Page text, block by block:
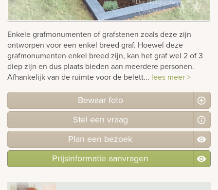
Enkele grafmonumenten of grafstenen zoals deze zijn
ontworpen voor een enkel breed graf. Hoewel deze
grafmonumenten enkel breed zijn, kan het graf wel 2 of 3
diep zijn en dus plaats bieden aan meerdere personen.
Afhankelijk van de ruimte voor de belett... lees meer >
Bewaar foto
Stel een vraag
Plan een bezoek
Prijsinformatie aanvragen